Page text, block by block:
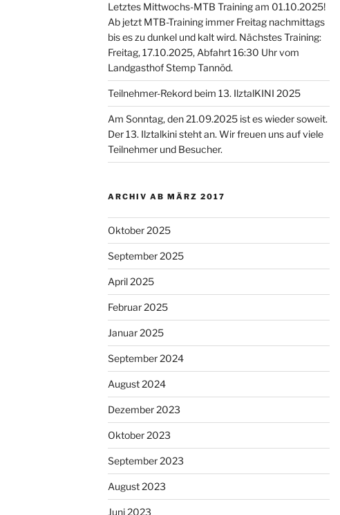
Letztes Mittwochs-MTB Training am 01.10.2025!
Ab jetzt MTB-Training immer Freitag nachmittags
bis es zu dunkel und kalt wird. Nächstes Training:
Freitag, 17.10.2025, Abfahrt 16:30 Uhr vom
Landgasthof Stemp Tannöd.
Teilnehmer-Rekord beim 13. IlztalKINI 2025
Am Sonntag, den 21.09.2025 ist es wieder soweit.
Der 13. Ilztalkini steht an. Wir freuen uns auf viele
Teilnehmer und Besucher.
ARCHIV AB MÄRZ 2017
Oktober 2025
September 2025
April 2025
Februar 2025
Januar 2025
September 2024
August 2024
Dezember 2023
Oktober 2023
September 2023
August 2023
Juni 2023